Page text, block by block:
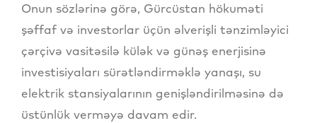
Onun sözlərinə görə, Gürcüstan hökuməti
şəffaf və investorlar üçün əlverişli tənzimləyici
çərçivə vasitəsilə külək və günəş enerjisinə
investisiyaları sürətləndirməklə yanaşı, su
elektrik stansiyalarının genişləndirilməsinə də
üstünlük verməyə davam edir.